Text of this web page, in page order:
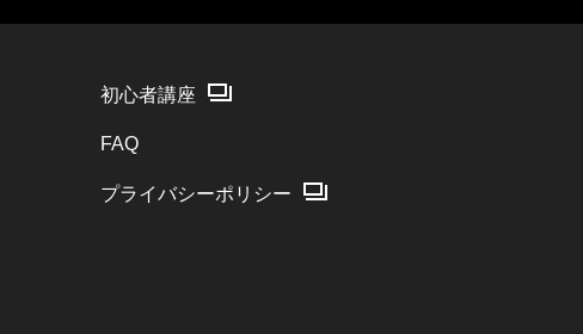
初心者講座
FAQ
プライバシーポリシー